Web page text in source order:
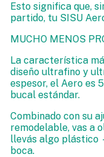
Esto significa que,
partido, tu SISU
MUCHO MENOS
La característica
diseño ultrafino y
espesor, el Aero es
bucal estándar.
Combinado con su
remodelable, vas a
llevás algo
boca.